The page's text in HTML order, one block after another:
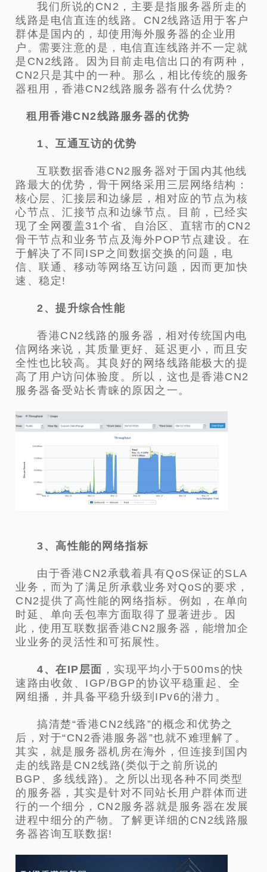
我们所说的CN2，主要是指服务器所走的
线路是电信直连的线路。CN2线路适用于客户
群体是国内的，却使用海外服务器的企业用
户。需要注意的是，电信直连线路并不一定就
是CN2线路。因为目前走电信出口的有两种，
CN2只是其中的一种。那么，相比传统的服务
器租用，香港CN2线路服务器有什么优势?
租用香港CN2线路服务器的优势
1、互通互访的优势
互联数据香港CN2服务器对于国内其他线
路最大的优势，骨干网络采用三层网络结构：
核心层、汇接层和边缘层，相对应的节点为核
心节点、汇接节点和边缘节点。目前，已经实
现了全网覆盖31个省、自治区、直辖市的CN2
骨干节点和业务节点及海外POP节点建设。在
于解决了不同ISP之间数据交换的问题，电
信、联通、移动等网络互访问题，因而更加快
速、稳定!
2、提升综合性能
香港CN2线路的服务器，相对传统国内电
信网络来说，其质量更好、延迟更小，而且安
全性也比较高。其良好的网络线路能极大的提
高了用户访问体验度。所以，这也是香港CN2
服务器备受站长青睐的原因之一。
3、高性能的网络指标
由于香港CN2承载着具有QoS保证的SLA
业务，而为了满足所承载业务对QoS的要求，
CN2提供了高性能的网络指标。例如，在单向
时延、单向丢包率方面取得了显著进步。因
此，使用互联数据香港CN2服务器，能增加企
业业务的灵活性和可拓展性。
4、在IP层面 ，实现平均小于500ms的快
速路由收敛、IGP/BGP的协议平稳重起、全
网组播，并具备平稳升级到IPv6的潜力。
搞清楚“香港CN2线路”的概念和优势之
后，对于“CN2香港服务器”也就不难理解了。
其实，就是服务器机房在海外，但连接到国内
走的线路是CN2线路(类似于之前所说的
BGP、多线线路)。之所以出现各种不同类型
的服务器，其实是针对不同站长用户群体而进
行的一个细分，CN2服务器就是服务器在发展
进程中细分的产物。了解更详细的CN2线路服
务器咨询互联数据!